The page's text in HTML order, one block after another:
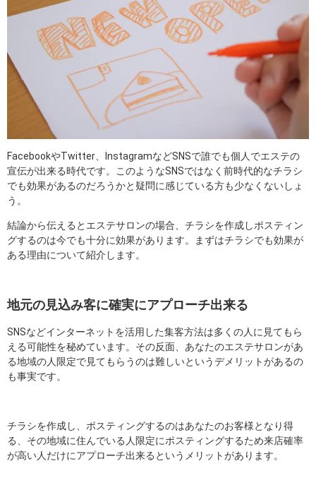
FacebookやTwitter、InstagramなどSNSで誰でも個人でエステの
宣伝が出来る時代です。このようなSNSではなく前時代的なチラシ
でも効果があるのだろうかと疑問に感じている方も少なくないしょ
う。
結論から伝えるとエステサロンの場合、チラシを作成しポスティン
グするのは今でも十分に効果があります。まずはチラシでも効果が
ある理由について紹介します。
地元の見込み客に確実にアプローチ出来る
SNSなどインターネットを活用した集客方法は多くの人に見てもら
える可能性を秘めています。その反面、あなたのエステサロンがあ
る地域の人限定で見てもらうのは難しいというデメリットがあるの
も事実です。
チラシを作成し、ポスティングするのはあなたのお客様となり得
る、その地域に住んでいる人限定にポスティングするため来店確率
が高い人だけにアプローチ出来るというメリットがあります。